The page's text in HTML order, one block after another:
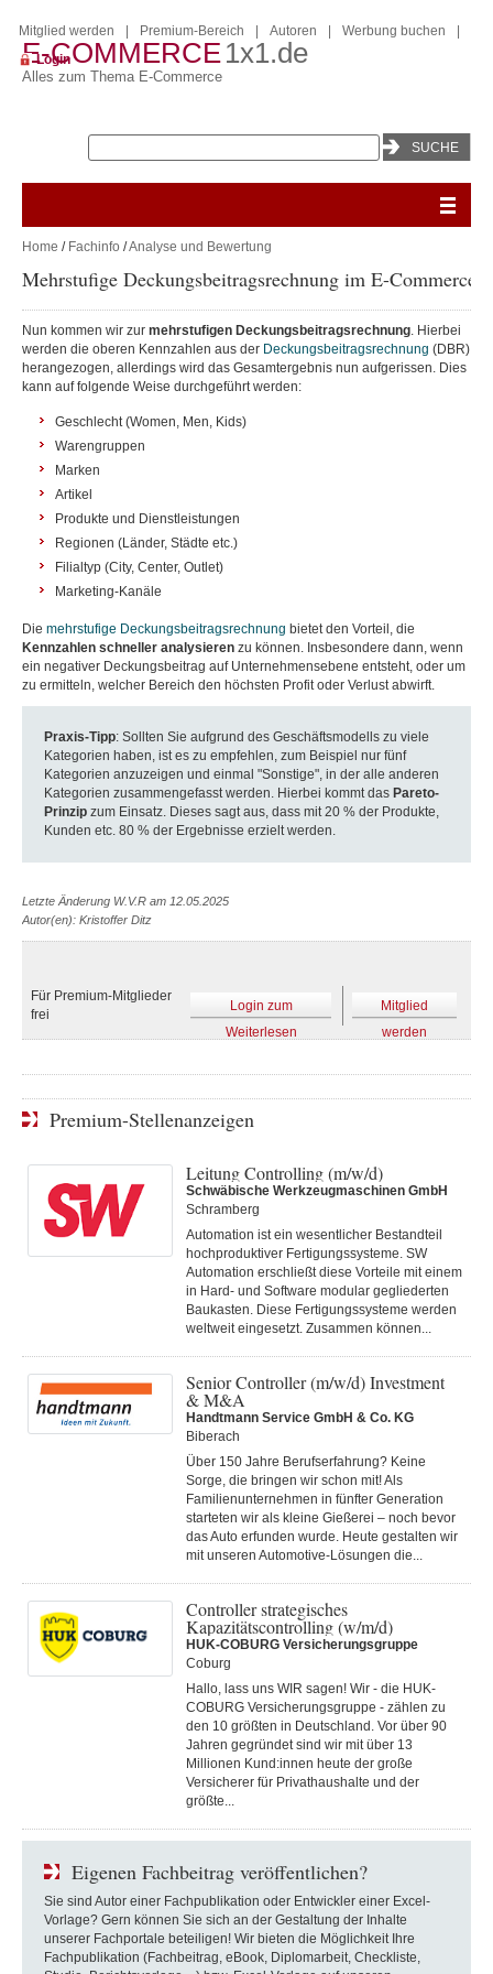
E-COMMERCE1x1.de
Alles zum Thema E-Commerce
Mitglied werden Premium-Bereich Autoren Werbung buchen
Login
Home / Fachinfo /Analyse und Bewertung
Mehrstufige Deckungsbeitragsrechnung im E-Commerce
Nun kommen wir zur mehrstufigen Deckungsbeitragsrechnung. Hierbei
werden die oberen Kennzahlen aus der Deckungsbeitragsrechnung (DBR)
herangezogen, allerdings wird das Gesamtergebnis nun aufgerissen. Dies
kann auf folgende Weise durchgeführt werden:
Geschlecht (Women, Men, Kids)
Warengruppen
Marken
Artikel
Produkte und Dienstleistungen
Regionen (Länder, Städte etc.)
Filialtyp (City, Center, Outlet)
Marketing-Kanäle
Die mehrstufige Deckungsbeitragsrechnung bietet den Vorteil, die
Kennzahlen schneller analysieren zu können. Insbesondere dann, wenn
ein negativer Deckungsbeitrag auf Unternehmensebene entsteht, oder um
zu ermitteln, welcher Bereich den höchsten Profit oder Verlust abwirft.
Praxis-Tipp: Sollten Sie aufgrund des Geschäftsmodells zu viele
Kategorien haben, ist es zu empfehlen, zum Beispiel nur fünf
Kategorien anzuzeigen und einmal "Sonstige", in der alle anderen
Kategorien zusammengefasst werden. Hierbei kommt das Pareto-
Prinzip zum Einsatz. Dieses sagt aus, dass mit 20 % der Produkte,
Kunden etc. 80 % der Ergebnisse erzielt werden.
Letzte Änderung W.V.R am 12.05.2025
Autor(en): Kristoffer Ditz
Für Premium-Mitglieder
frei
Login zum
Weiterlesen
Mitglied
werden
Premium-Stellenanzeigen
Leitung Controlling (m/w/d)
Schwäbische Werkzeugmaschinen GmbH
Schramberg
Automation ist ein wesentlicher Bestandteil
hochproduktiver Fertigungssysteme. SW
Automation erschließt diese Vorteile mit einem
in Hard- und Software modular gegliederten
Baukasten. Diese Fertigungs­systeme werden
weltweit eingesetzt. Zusammen können...
Senior Controller (m/w/d) Investment
& M&A
Handtmann Service GmbH & Co. KG
Biberach
Über 150 Jahre Berufserfahrung? Keine
Sorge, die bringen wir schon mit! Als
Familienunternehmen in fünfter Generation
starteten wir als kleine Gießerei – noch bevor
das Auto erfunden wurde. Heute gestalten wir
mit unseren Automotive-Lösungen die...
Controller strategisches
Kapazitätscontrolling (w/m/d)
HUK-COBURG Versicherungsgruppe
Coburg
Hallo, lass uns WIR sagen! Wir - die HUK-
COBURG Versicherungsgruppe - zählen zu
den 10 größten in Deutschland. Vor über 90
Jahren gegründet sind wir mit über 13
Millionen Kund:innen heute der große
Versicherer für Privathaushalte und der
größte...
Eigenen Fachbeitrag veröffentlichen?
Sie sind Autor einer Fachpublikation oder Entwickler einer Excel-
Vorlage? Gern können Sie sich an der Gestaltung der Inhalte
unserer Fachportale beteiligen! Wir bieten die Möglichkeit Ihre
Fachpublikation (Fachbeitrag, eBook, Diplomarbeit, Checkliste,